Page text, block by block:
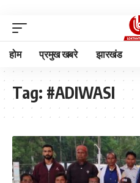
होम प्रमुख खबरे झारखंड
Tag: #ADIWASI